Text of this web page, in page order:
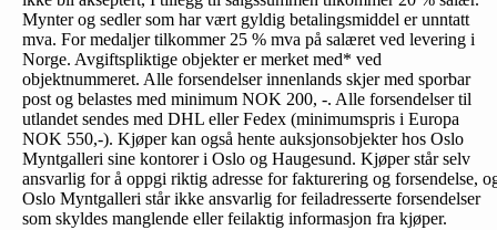
Mynter og sedler som har vært gyldig betalingsmiddel er unntatt
mva. For medaljer tilkommer 25 % mva på salæret ved levering i
Norge. Avgiftspliktige objekter er merket med* ved
objektnummeret. Alle forsendelser innenlands skjer med sporbar
post og belastes med minimum NOK 200, -. Alle forsendelser til
utlandet sendes med DHL eller Fedex (minimumspris i Europa
NOK 550,-). Kjøper kan også hente auksjonsobjekter hos Oslo
Myntgalleri sine kontorer i Oslo og Haugesund. Kjøper står selv
ansvarlig for å oppgi riktig adresse for fakturering og forsendelse,
Oslo Myntgalleri står ikke ansvarlig for feiladresserte forsendelser
som skyldes manglende eller feilaktig informasjon fra kjøper.